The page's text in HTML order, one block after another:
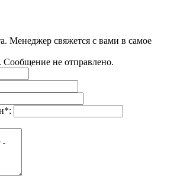
Менеджер свяжется с вами в самое
не отправлено.
*: